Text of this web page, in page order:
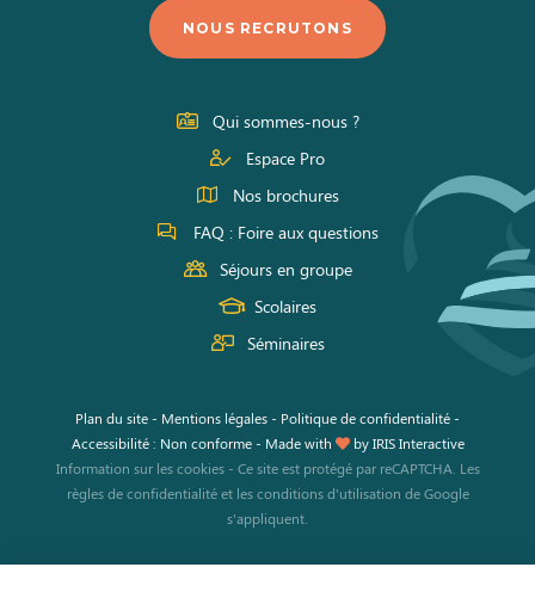
nous
sur
Facebook
nous
sur
Instagram
nous
sur
Youtube
NOUS RECRUTONS
Qui sommes-nous ?
Espace Pro
Nos brochures
FAQ : Foire aux questions
Séjours en groupe
Scolaires
Séminaires
Plan du site- Mentions légales- Politique de confidentialité-
Accessibilité : Non conforme - Made with byIRIS Interactive
Information sur les cookies- Ce site est protégé par reCAPTCHA. Les
règles de confidentialitéet lesconditions d'utilisation de Google
s'appliquent.